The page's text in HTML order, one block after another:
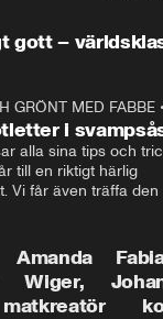
gott –
GRÖNT MED FABBE
i
alla sina tips och
till en riktigt härlig
Vi får även träffa den
Gotland.
Amanda
Wiger,
matkreatör